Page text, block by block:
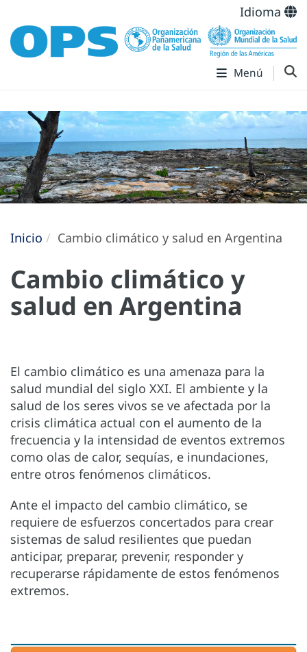
Idioma
Menú
Inicio Cambio climático y salud en Argentina
Cambio climático y
salud en Argentina
El cambio climático es una amenaza para la
salud mundial del siglo XXI. El ambiente y la
salud de los seres vivos se ve afectada por la
crisis climática actual con el aumento de la
frecuencia y la intensidad de eventos extremos
como olas de calor, sequías, e inundaciones,
entre otros fenómenos climáticos.
Ante el impacto del cambio climático, se
requiere de esfuerzos concertados para crear
sistemas de salud resilientes que puedan
anticipar, preparar, prevenir, responder y
recuperarse rápidamente de estos fenómenos
extremos.